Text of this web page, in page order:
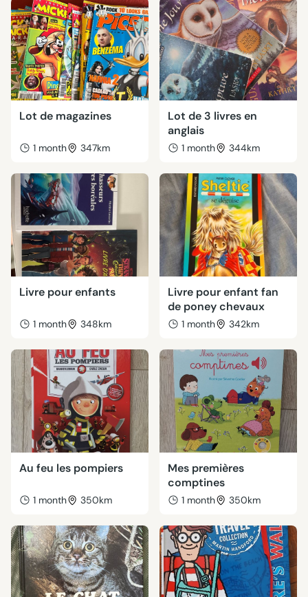
Lot de magazines
1 month 347km
Lot de 3 livres en
anglais
1 month 344km
Livre pour enfants
1 month 348km
Livre pour enfant fan
de poney chevaux
1 month 342km
Au feu les pompiers
1 month 350km
Mes premières
comptines
1 month 350km